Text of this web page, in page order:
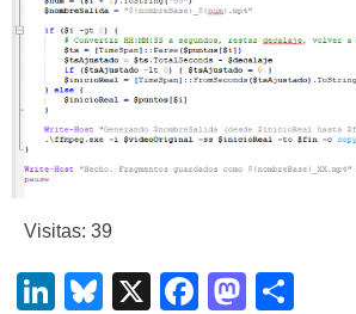
Visitas: 39
LinkedIn
Bluesky
X Facebook